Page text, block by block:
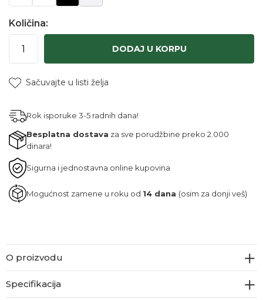
Količina:
DODAJ U KORPU
Sačuvajte u listi želja
Rok isporuke 3-5 radnih dana!
Besplatna dostava za sve porudžbine preko 2.000
dinara!
Sigurna i jednostavna online kupovina
Mogućnost zamene u roku od 14 dana (osim za donji veš)
O proizvodu
Specifikacija